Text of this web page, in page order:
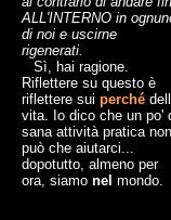
ALL'INTERNO in
di noi e uscirne
rigenerati.
Sì, hai ragione.
Riflettere su questo è
riflettere sui perché
vita. Io dico che un po'
sana attività pratica non
può che aiutarci...
dopotutto, almeno per
ora, siamo nel mondo.